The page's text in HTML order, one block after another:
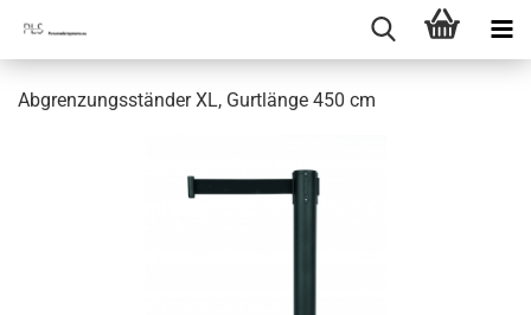
Abgrenzungsständer XL, Gurtlänge 450 cm